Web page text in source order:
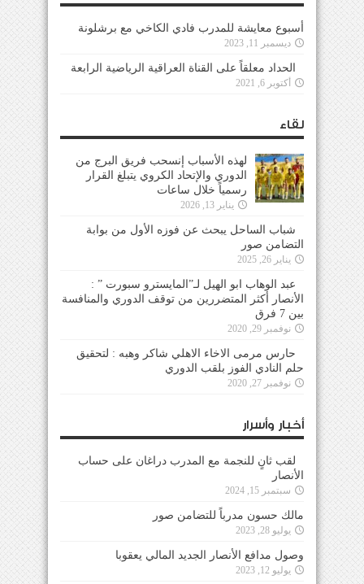
أسبوع معايشة للمدرب فادي الكاخي مع برشلونة
ديسمبر 11, 2023
الحداد معلقاً على القناة العراقية الرياضية الرابعة
أكتوبر 6, 2021
لقاء
لهذه الأسباب إنسحب فريق البرج من
الدوري والإتحاد الكروي يتبلغ القرار
رسمياً خلال ساعات
يناير 13, 2026
شباب الساحل يبحث عن فوزه الأول من بوابة
التضامن صور
يناير 26, 2025
عبد الوهاب ابو الهيل لـ”المايسترو سبورت ” :
الأنصار أكثر المتضررين من توقف الدوري والمنافسة
بين 7 فرق
نوفمبر 29, 2020
حارس مرمى الاخاء الاهلي شاكر وهبه : لتحقيق
حلم النادي الفوز بلقب الدوري
نوفمبر 27, 2020
أخبار وأسرار
لقب ثانٍ للنجمة مع المدرب دراغان على حساب
الأنصار
سبتمبر 15, 2024
مالك حسون مدرباً للتضامن صور
يوليو 28, 2023
وصول مدافع الأنصار الجديد المالي يعقوبا
يوليو 12, 2023